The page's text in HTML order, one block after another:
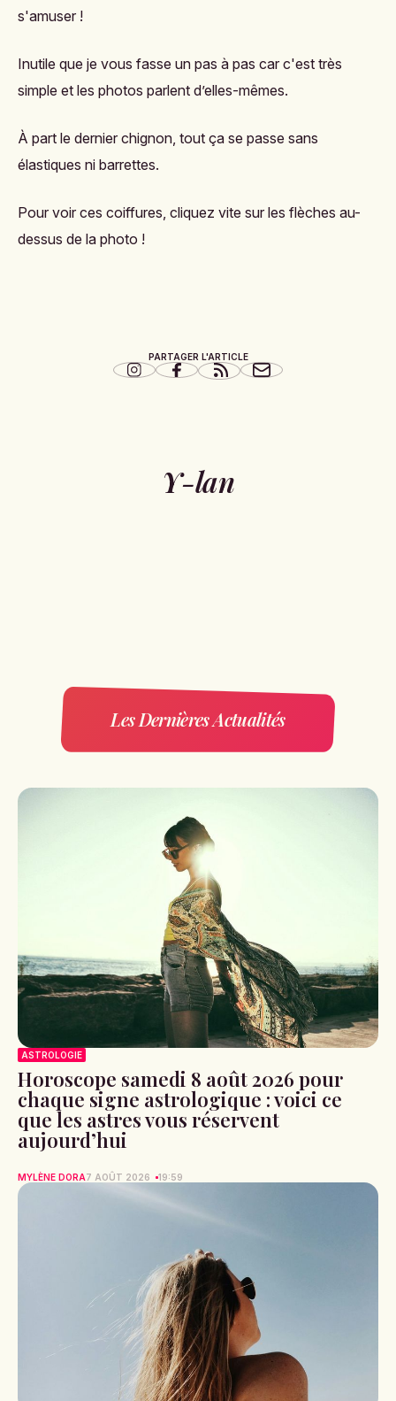
s'amuser !
Inutile que je vous fasse un pas à pas car c'est très
simple et les photos parlent d’elles-mêmes.
À part le dernier chignon, tout ça se passe sans
élastiques ni barrettes.
Pour voir ces coiffures, cliquez vite sur les flèches au-
dessus de la photo !
PARTAGER L'ARTICLE
Y-lan
Les Dernières Actualités
ASTROLOGIE
Horoscope samedi 8 août 2026 pour
chaque signe astrologique : voici ce
que les astres vous réservent
aujourd’hui
MYLÈNE DORA7 AOÛT 2026 19:59